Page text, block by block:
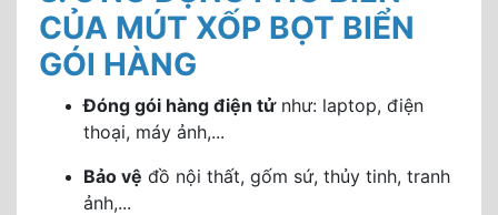
CỦA MÚT XỐP BỌT BIỂN
GÓI HÀNG
Đóng gói hàng điện tửnhư: laptop, điện
thoại, máy ảnh,...
Bảo vệ đồ nội thất, gốm sứ, thủy tinh, tranh
ảnh,...